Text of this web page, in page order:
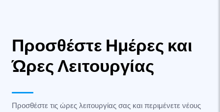
Προσθέστε Ημέρες και
Ώρες Λειτουργίας
Προσθέστε τις ώρες λειτουργίας σας και περιμένετε νέους